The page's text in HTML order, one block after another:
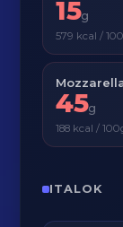
15g
579 kcal /
45g
188 kcal /
ITALOK